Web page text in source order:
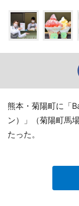
熊本・菊陽町に「
ン）」（菊陽町馬
たった。